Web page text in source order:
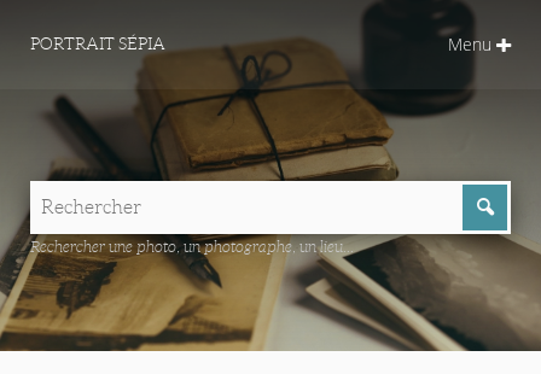
PORTRAIT SÉPIA Menu
Rechercher une photo, un photographe, un lieu...